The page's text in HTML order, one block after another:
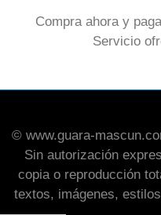
Compra ahora y
Servicio
© www.guara-
Sin autorización
copia o reproducción
textos, imágenes,